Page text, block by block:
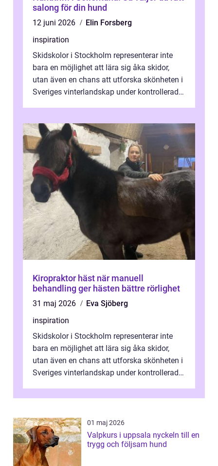
salong för din hund
12 juni 2026
Elin Forsberg
inspiration
Skidskolor i Stockholm representerar inte
bara en möjlighet att lära sig åka skidor,
utan även en chans att utforska skönheten i
Sveriges vinterlandskap under kontrollerade
Kiropraktor häst när manuell
behandling ger hästen bättre rörlighet
31 maj 2026
Eva Sjöberg
inspiration
Skidskolor i Stockholm representerar inte
bara en möjlighet att lära sig åka skidor,
utan även en chans att utforska skönheten i
Sveriges vinterlandskap under kontrollerade
01 maj 2026
Valpkurs i uppsala nyckeln till en
trygg och följsam hund